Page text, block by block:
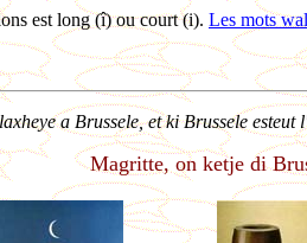
est long (î) ou court (i). Les mots
a Brussele, et ki Brussele esteut
Magritte, on ketje di